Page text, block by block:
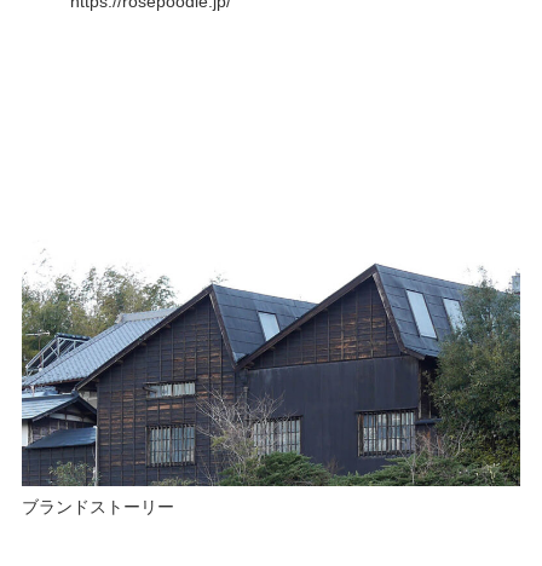
ブランドストーリー